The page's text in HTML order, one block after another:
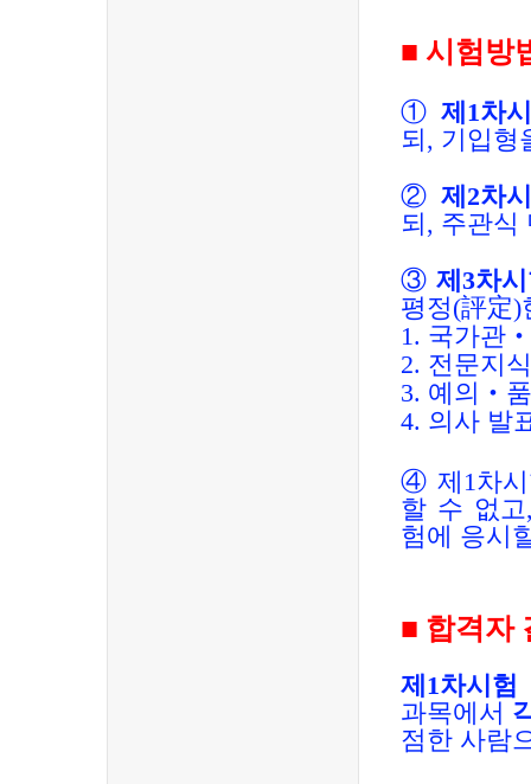
■ 시험방
① 제 1차
되, 기입형
② 제 2차
되, 주관식
③제3차
평정(評定)
1. 국가관 ‧
2. 전문지
3. 예의 ‧
4. 의사 발
④ 제 1차
할 수 없고
험에 응시
■ 합격자
제 1차시험
과목에서
점한 사람